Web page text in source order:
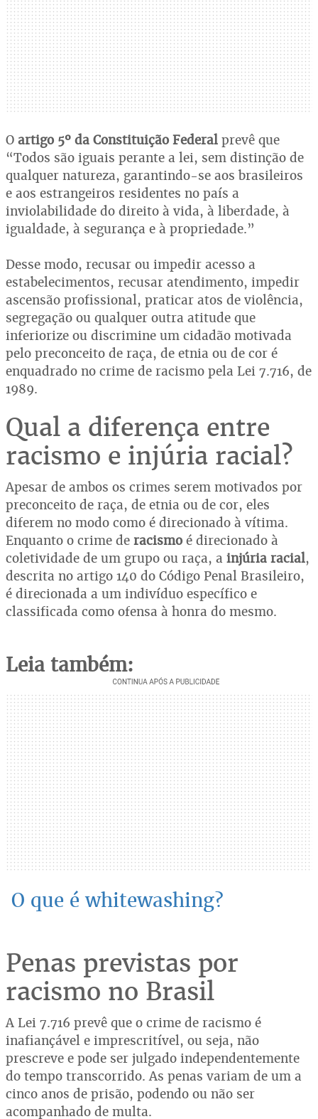
O artigo 5º da Constituição Federal prevê que
“Todos são iguais perante a lei, sem distinção de
qualquer natureza, garantindo-se aos brasileiros
e aos estrangeiros residentes no país a
inviolabilidade do direito à vida, à liberdade, à
igualdade, à segurança e à propriedade.”
Desse modo, recusar ou impedir acesso a
estabelecimentos, recusar atendimento, impedir
ascensão profissional, praticar atos de violência,
segregação ou qualquer outra atitude que
inferiorize ou discrimine um cidadão motivada
pelo preconceito de raça, de etnia ou de cor é
enquadrado no crime de racismo pela Lei 7.716, de
1989.
Qual a diferença entre
racismo e injúria racial?
Apesar de ambos os crimes serem motivados por
preconceito de raça, de etnia ou de cor, eles
diferem no modo como é direcionado à vítima.
Enquanto o crime de racismo é direcionado à
coletividade de um grupo ou raça, a injúria racial,
descrita no artigo 140 do Código Penal Brasileiro,
é direcionada a um indivíduo específico e
classificada como ofensa à honra do mesmo.
Leia também:
O que é whitewashing?
Penas previstas por
racismo no Brasil
A Lei 7.716 prevê que o crime de racismo é
inafiançável e imprescritível, ou seja, não
prescreve e pode ser julgado independentemente
do tempo transcorrido. As penas variam de um a
cinco anos de prisão, podendo ou não ser
acompanhado de multa.